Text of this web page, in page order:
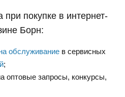
покупке в интернет-
Борн:
обслуживание в сервисных
;
оптовые запросы, конкурсы,